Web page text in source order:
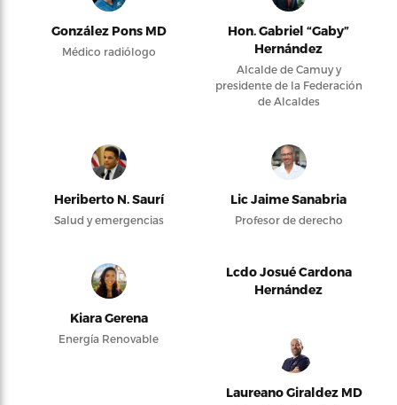
González Pons MD
Médico radiólogo
Hon. Gabriel “Gaby”
Hernández
Alcalde de Camuy y
presidente de la Federación
de Alcaldes
Heriberto N. Saurí
Salud y emergencias
Lic Jaime Sanabria
Profesor de derecho
Kiara Gerena
Energía Renovable
Lcdo Josué Cardona
Hernández
Laureano Giraldez MD